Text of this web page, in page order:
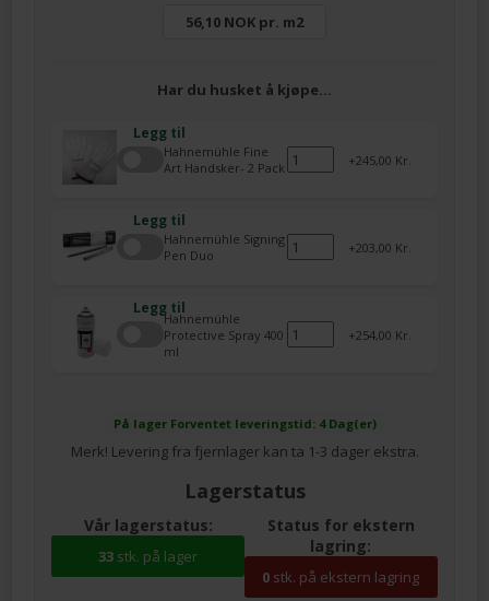
56,10 NOK pr. m2
Har du husket å kjøpe…
Legg til
Hahnemühle Fine
Art Handsker- 2 Pack
245,00 Kr.
Legg til
Hahnemühle Signing
Pen Duo
203,00 Kr.
Legg til
Hahnemühle
Protective Spray 400
ml
254,00 Kr.
På lager Forventet leveringstid: 4 Dag(er)
Merk! Levering fra fjernlager kan ta 1-3 dager ekstra.
Lagerstatus
Vår lagerstatus:
33 stk. på lager
Status for ekstern
lagring:
0 stk. på ekstern lagring